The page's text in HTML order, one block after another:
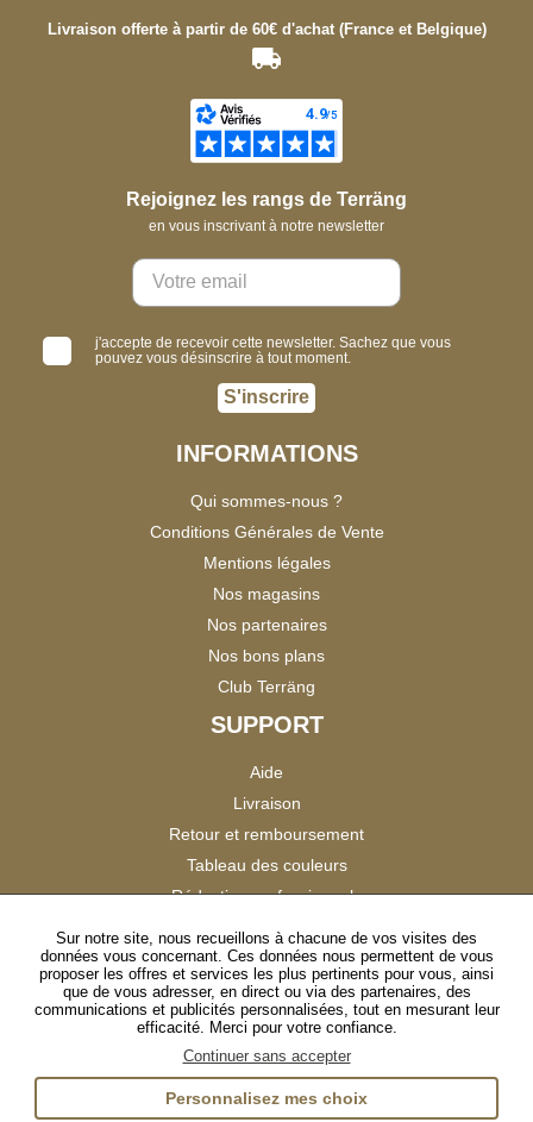
Livraison offerte à partir de 60€ d'achat (France et Belgique)
Rejoignez les rangs de Terräng
en vous inscrivant à notre newsletter
j'accepte de recevoir cette newsletter. Sachez que vous
pouvez vous désinscrire à tout moment.
S'inscrire
INFORMATIONS
Qui sommes-nous ?
Conditions Générales de Vente
Mentions légales
Nos magasins
Nos partenaires
Nos bons plans
Club Terräng
SUPPORT
Aide
Livraison
Retour et remboursement
Tableau des couleurs
Réduction professionnels
Satisfaction Clients
SUIVEZ-NOUS
InstagramTikTokFacebookYouTubeLinkedIn
Sur notre site, nous recueillons à chacune de vos visites des
données vous concernant. Ces données nous permettent de vous
proposer les offres et services les plus pertinents pour vous, ainsi
que de vous adresser, en direct ou via des partenaires, des
communications et publicités personnalisées, tout en mesurant leur
efficacité. Merci pour votre confiance.
Continuer sans accepter
Personnalisez mes choix